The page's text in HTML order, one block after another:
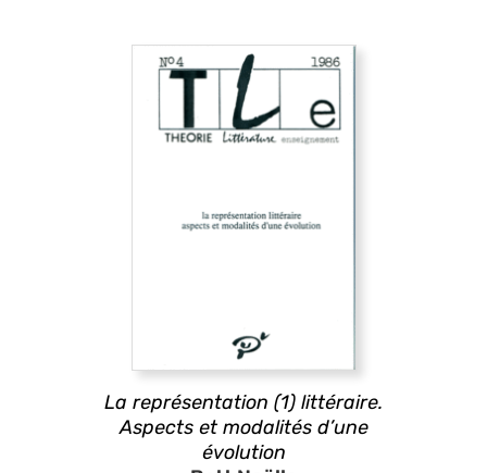
La représentation (1) littéraire.
Aspects et modalités d’une
évolution